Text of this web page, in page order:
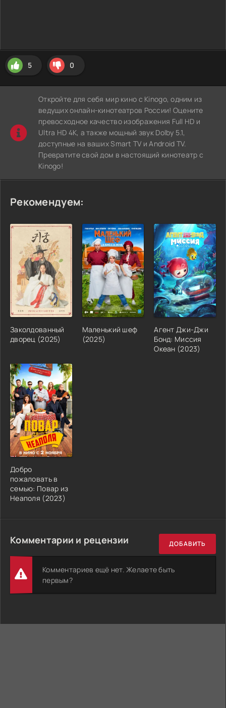
5 0
Откройте для себя мир кино с Kinogo, одним из
ведущих онлайн-кинотеатров России! Оцените
превосходное качество изображения Full HD и
Ultra HD 4K, а также мощный звук Dolby 5.1,
доступные на ваших Smart TV и Android TV.
Превратите свой дом в настоящий кинотеатр с
Kinogo!
Рекомендуем:
Заколдованный
дворец (2025)
Маленький шеф
(2025)
Агент Джи-Джи
Бонд: Миссия
Океан (2023)
Добро
пожаловать в
семью: Повар из
Неаполя (2023)
Комментарии и рецензии ДОБАВИТЬ
Комментариев ещё нет. Желаете быть
первым?